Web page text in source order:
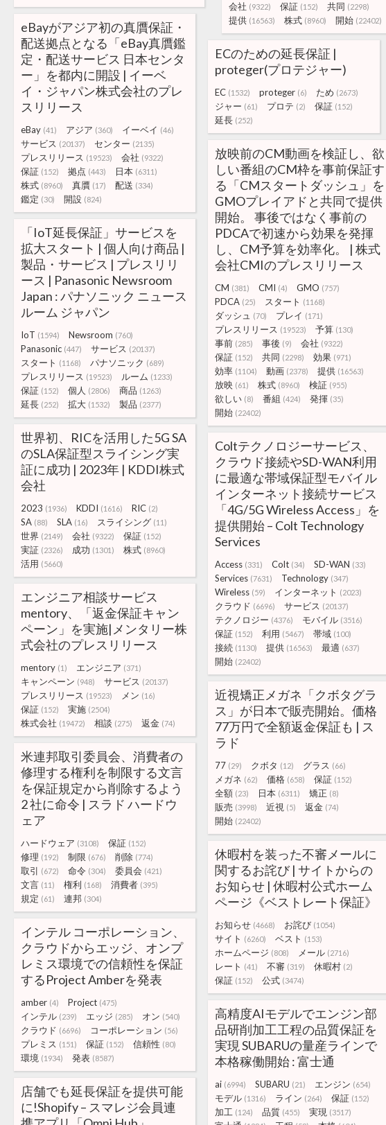
会社 (9322) 保証 (152) 共同 (2298)
提供 (16563) 株式 (8960) 開始 (22402)
eBayがアジア初の真贋保証・
配送拠点となる「eBay真贋鑑
定・配送サービス 日本センタ
ー」を都内に開設 | イーベ
イ・ジャパン株式会社のプレ
スリリース
eBay (41) アジア (360) イーベイ (46)
サービス (20137) センター (2135)
プレスリリース (19523) 会社 (9322)
保証 (152) 拠点 (443) 日本 (6311)
株式 (8960) 真贋 (17) 配送 (334)
鑑定 (30) 開設 (824)
ECのための延長保証 |
proteger(プロテジャー)
EC (1532) proteger (6) ため (2673)
ジャー (61) プロテ (2) 保証 (152)
延長 (252)
放映前のCM動画を検証し、欲
しい番組のCM枠を事前保証す
る「CMスタートダッシュ」を
GMOプレイアドと共同で提供
開始。 事後ではなく事前の
PDCAで初速から効果を発揮
し、CM予算を効率化。 | 株式
会社CMIのプレスリリース
CM (381) CMI (4) GMO (757)
PDCA (25) スタート (1168)
ダッシュ (70) プレイ (171)
プレスリリース (19523) 予算 (130)
事前 (285) 事後 (9) 会社 (9322)
保証 (152) 共同 (2298) 効果 (971)
効率 (1104) 動画 (2378) 提供 (16563)
放映 (61) 株式 (8960) 検証 (955)
欲しい (8) 番組 (424) 発揮 (35)
開始 (22402)
「IoT延長保証」サービスを
拡大スタート | 個人向け商品 |
製品・サービス | プレスリリ
ース | Panasonic Newsroom
Japan : パナソニック ニュース
ルーム ジャパン
IoT (1594) Newsroom (760)
Panasonic (447) サービス (20137)
スタート (1168) パナソニック (689)
プレスリリース (19523) ルーム (1233)
保証 (152) 個人 (2806) 商品 (1263)
延長 (252) 拡大 (1532) 製品 (2377)
世界初、RICを活用した5G SA
のSLA保証型スライシング実
証に成功 | 2023年 | KDDI株式
会社
2023 (1936) KDDI (1616) RIC (2)
SA (88) SLA (16) スライシング (11)
世界 (2149) 会社 (9322) 保証 (152)
実証 (2326) 成功 (1301) 株式 (8960)
活用 (5660)
Coltテクノロジーサービス、
クラウド接続やSD-WAN利用
に最適な帯域保証型モバイル
インターネット接続サービス
「4G/5G Wireless Access」を
提供開始 – Colt Technology
Services
Access (331) Colt (34) SD-WAN (33)
Services (7631) Technology (347)
Wireless (59) インターネット (2023)
クラウド (6696) サービス (20137)
テクノロジー (4376) モバイル (3516)
保証 (152) 利用 (5467) 帯域 (100)
接続 (1130) 提供 (16563) 最適 (637)
開始 (22402)
エンジニア相談サービス
mentory、「返金保証キャン
ペーン」を実施|メンタリー株
式会社のプレスリリース
mentory (1) エンジニア (371)
キャンペーン (948) サービス (20137)
プレスリリース (19523) メン (16)
保証 (152) 実施 (2504)
株式会社 (19472) 相談 (275) 返金 (74)
近視矯正メガネ「クボタグラ
ス」が日本で販売開始。価格
77万円で全額返金保証も | ス
ラド
77 (29) クボタ (12) グラス (66)
メガネ (62) 価格 (658) 保証 (152)
全額 (23) 日本 (6311) 矯正 (8)
販売 (3998) 近視 (5) 返金 (74)
開始 (22402)
米連邦取引委員会、消費者の
修理する権利を制限する文言
を保証規定から削除するよう
2 社に命令 | スラド ハードウ
ェア
ハードウェア (3108) 保証 (152)
修理 (192) 制限 (676) 削除 (774)
取引 (672) 命令 (304) 委員会 (421)
文言 (11) 権利 (168) 消費者 (395)
規定 (61) 連邦 (304)
休暇村を装った不審メールに
関するお詫び | サイトからの
お知らせ | 休暇村公式ホーム
ページ《ベストレート保証》
お知らせ (4668) お詫び (1054)
サイト (6260) ベスト (153)
ホームページ (808) メール (2716)
レート (41) 不審 (319) 休暇村 (2)
保証 (152) 公式 (3474)
インテル コーポレーション、
クラウドからエッジ、オンプ
レミス環境での信頼性を保証
するProject Amberを発表
amber (4) Project (475)
インテル (239) エッジ (285) オン (540)
クラウド (6696) コーポレーション (56)
プレミス (151) 保証 (152) 信頼性 (80)
環境 (1934) 発表 (8587)
高精度AIモデルでエンジン部
品研削加工工程の品質保証を
実現 SUBARUの量産ラインで
本格稼働開始 : 富士通
ai (6994) SUBARU (21) エンジン (654)
モデル (1316) ライン (264) 保証 (152)
加工 (124) 品質 (455) 実現 (3517)
店舗でも延長保証を提供可能
に!Shopify – スマレジ会員連